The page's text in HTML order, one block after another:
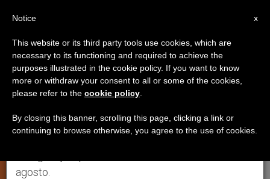
IGLESIA LOCAL
×
Aviso importante
Del 27 de julio al 7 de agosto haremos la pausa
anual, aprovechando que en el periodo de verano
se generan menos informaciones y también el
agosto.
x
Notice
This website or its third party tools use cookies, which are
necessary to its functioning and required to achieve the
purposes illustrated in the cookie policy. If you want to know
more or withdraw your consent to all or some of the cookies,
please refer to the cookie policy
By closing this banner, scrolling this page, clicking a link or
continuing to browse otherwise, you agree to the use of cookies.